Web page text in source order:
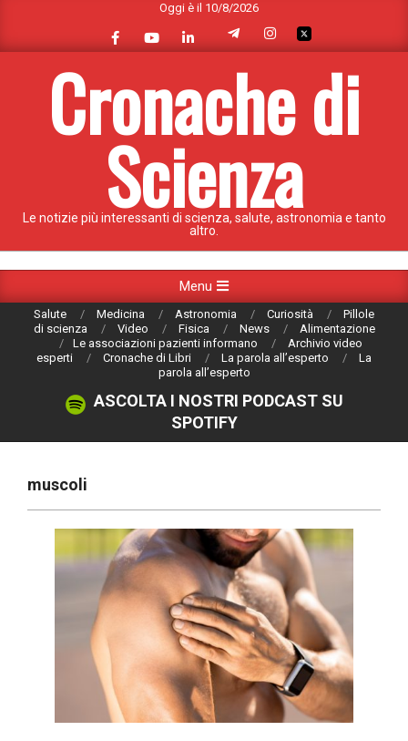
content
Oggi è il 10/8/2026
Cronache di
Scienza
Le notizie più interessanti di scienza, salute, astronomia e tanto
altro.
Navigation
Menu
Salute Medicina Astronomia Curiosità
Pillole
di scienza
Video Fisica News
Alimentazione
Le associazioni pazienti informano
Archivio video
esperti
Cronache di Libri La parola all’esperto
La
parola all’esperto
ASCOLTA I NOSTRI PODCAST SU
SPOTIFY
muscoli